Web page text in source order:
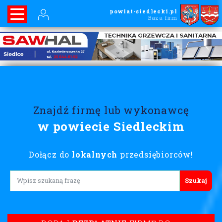
powiat-siedlecki.pl
Baza firm
Znajdź firmę lub wykonawcę
w powiecie Siedleckim
Dołącz do lokalnych przedsiębiorców!
Lorem ipsum